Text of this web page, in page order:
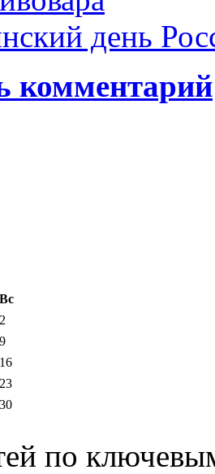
день
комментарий
Вс
2
9
16
23
30
по